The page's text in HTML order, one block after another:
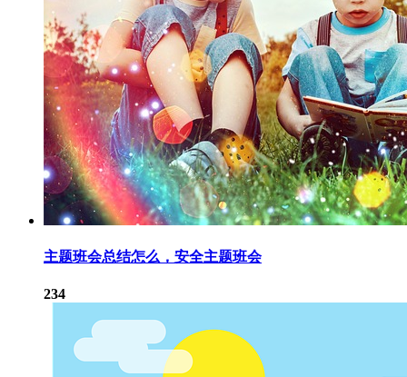
主题班会总结怎么，安全主题班会
234